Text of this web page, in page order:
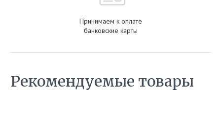
Принимаем к оплате
банковские карты
Рекомендуемые товары